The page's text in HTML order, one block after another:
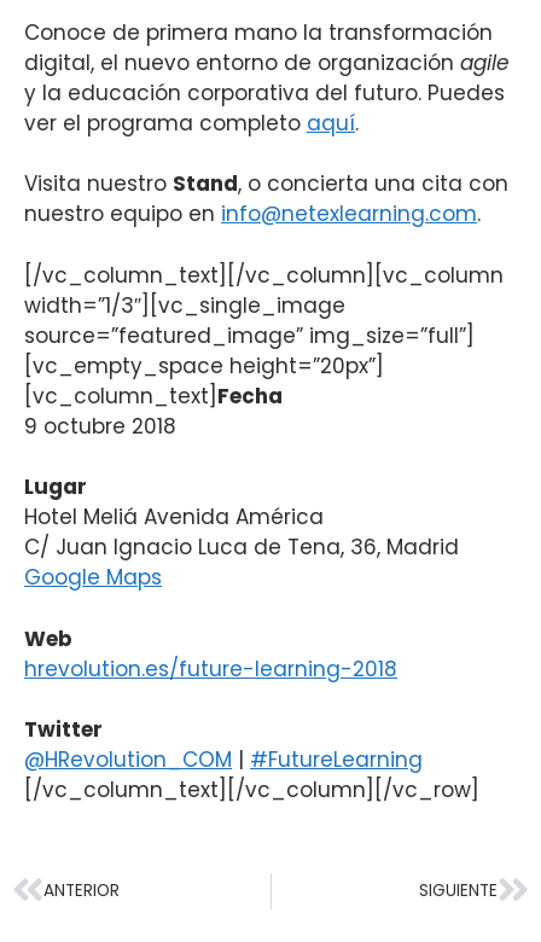
Conoce de primera mano la transformación
digital, el nuevo entorno de organización agile
y la educación corporativa del futuro. Puedes
ver el programa completo aquí.
Visita nuestro Stand, o concierta una cita con
nuestro equipo en info@netexlearning.com.
[/vc_column_text][/vc_column][vc_column
width=”1/3″][vc_single_image
source=”featured_image” img_size=”full”]
[vc_empty_space height=”20px”]
[vc_column_text] Fecha
9 octubre 2018
Lugar
Hotel Meliá Avenida América
C/ Juan Ignacio Luca de Tena, 36, Madrid
Google Maps
Web
hrevolution.es/future-learning-2018
Twitter
@HRevolution_COM | #FutureLearning
[/vc_column_text][/vc_column][/vc_row]
ANTERIOR SIGUIENTE